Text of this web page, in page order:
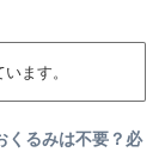
ます。
くるみは不要？必